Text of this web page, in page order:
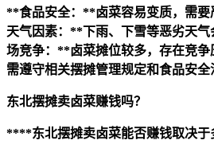
**食品安全：**卤菜容易变质，需要
天气因素：**下雨、下雪等恶劣天气
场竞争：**卤菜摊位较多，存在竞争
需遵守相关摆摊管理规定和食品安全
东北摆摊卖卤菜赚钱吗？
****东北摆摊卖卤菜能否赚钱取决于